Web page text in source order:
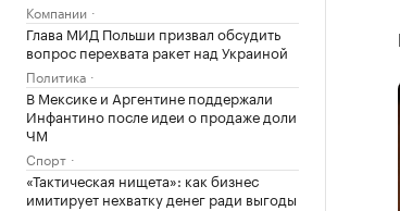
Компании
Глава МИД Польши призвал обсудить
вопрос перехвата ракет над Украиной
Политика
В Мексике и Аргентине поддержали
Инфантино после идеи о продаже доли
ЧМ
Спорт
«Тактическая нищета»: как бизнес
имитирует нехватку денег ради выгоды